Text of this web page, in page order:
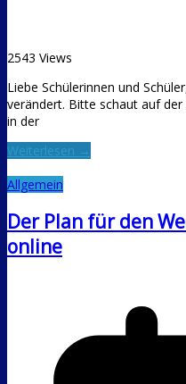
2543 Views
Liebe Schülerinnen und
verändert. Bitte schaut auf
in der
Weiterlesen →
Allgemein
Der Plan für den
online